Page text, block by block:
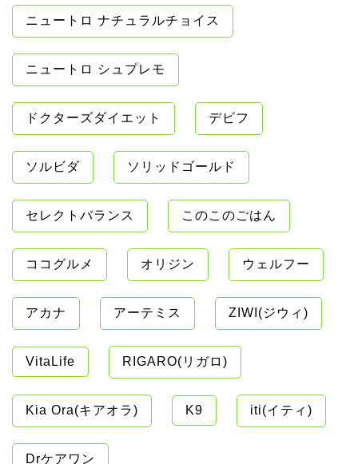
ニュートロ ナチュラルチョイス
ニュートロ シュプレモ
ドクターズダイエット デビフ
ソルビダ ソリッドゴールド
セレクトバランス このこのごはん
ココグルメ オリジン ウェルフー
アカナ アーテミス ZIWI(ジウィ)
VitaLife RIGARO(リガロ)
Kia Ora(キアオラ) K9 iti(イティ)
Drケアワン